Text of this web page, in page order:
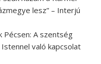
lesz” – Interjú
Pécsen: A szentség
való kapcsolat